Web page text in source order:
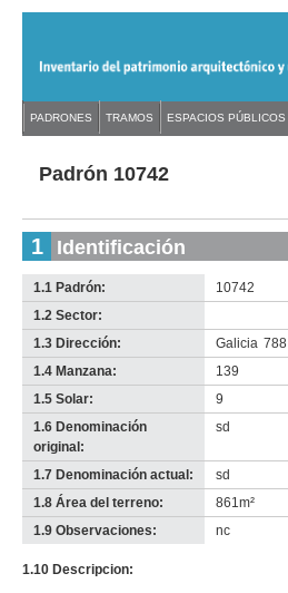
navigation
Back
topPadrón 10742
1 Identificación
1.1 Padrón:
10742
1.2 Sector:
no
info-
1.3 Dirección: Galicia 788
1.4 Manzana:
139
1.5 Solar:
9
1.6 Denominación
original:
sd
1.7 Denominación actual:
sd
1.8 Área del terreno:
861m²
1.9 Observaciones:
nc
1.10 Descripcion:
Back
to Menú
PADRONES TRAMOS ESPACIOS PÚBLICOS